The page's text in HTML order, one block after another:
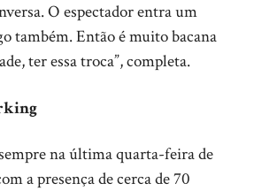
O espectador entra um
também. Então é muito bacana
ter essa troca”, completa.
na última quarta-feira de
a presença de cerca de 70